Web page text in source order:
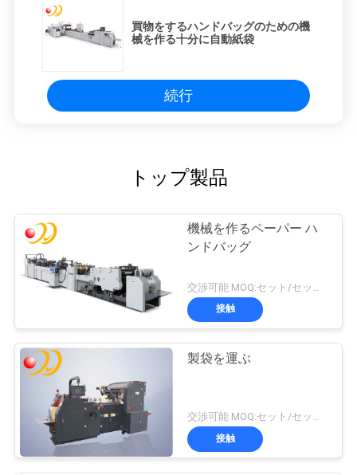
買物をするハンドバッグのための機
械を作る十分に自動紙袋
続行
トップ製品
機械を作るペーパー ハ
ンドバッグ
接触
製袋を運ぶ
交渉可能 MOQ:セット/セット1
接触